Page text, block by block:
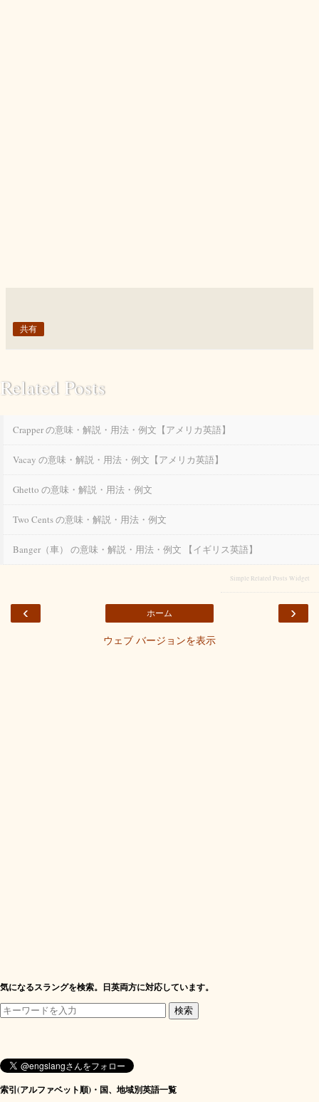
共有
Related Posts
Crapper の意味・解説・用法・例文【アメリカ英語】
Vacay の意味・解説・用法・例文【アメリカ英語】
Ghetto の意味・解説・用法・例文
Two Cents の意味・解説・用法・例文
Banger（車） の意味・解説・用法・例文 【イギリス英語】
Simple Related Posts Widget
‹ ›
ホーム
ウェブ バージョンを表示
気になるスラングを検索。日英両方に対応しています。
索引(アルファベット順)・国、地域別英語一覧